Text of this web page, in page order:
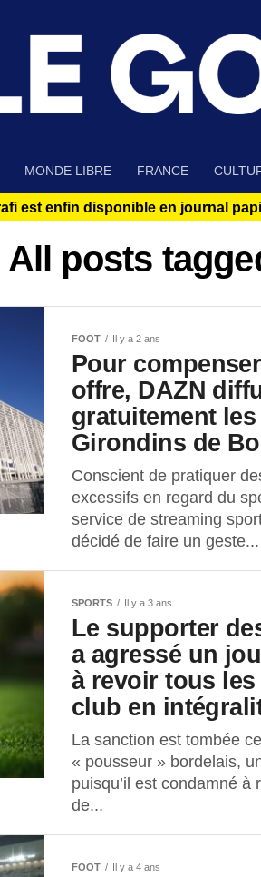
MONDE LIBRE FRANCE
est enfin disponible en journal
All posts
FOOT Il y a 2 ans
Pour
offre, DAZN
gratuitement
Girondins de
Conscient de pratiquer
excessifs en regard du
service de streaming
décidé de faire un geste...
SPORTS Il y a 3 ans
Le supporter
a agressé un
à revoir tous
club en
La sanction est tombée
« pousseur » bordelais,
puisqu’il est condamné à
de...
FOOT Il y a 4 ans